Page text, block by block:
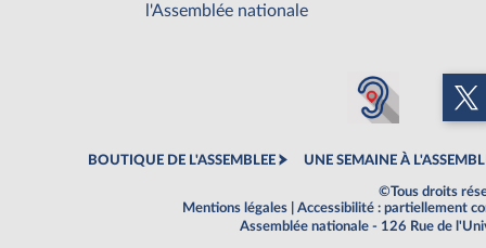
l'Assemblée nationale
BOUTIQUE DE L'ASSEMBLEE UNE SEMAINE À
©Tous droits
Mentions légales
Accessibilité : partiellement
Assemblée nationale - 126 Rue de